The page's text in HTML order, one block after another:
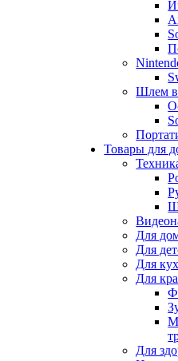
Шлем
Товары для
Для
Для
Для
Для
Для